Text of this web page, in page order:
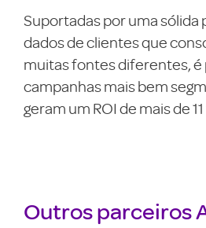
Suportadas por uma sólida
dados de clientes que
muitas fontes diferentes,
campanhas mais bem
geram um ROI de mais de
Outros parceiros